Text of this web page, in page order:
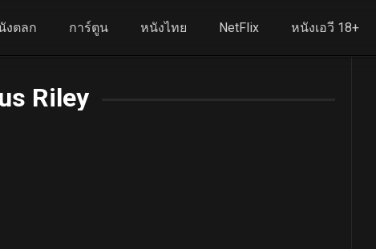
งตลก การ์ตูน หนังไทย NetFlix หนังเอวี 18+
Riley